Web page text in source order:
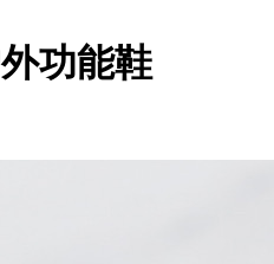
功能鞋